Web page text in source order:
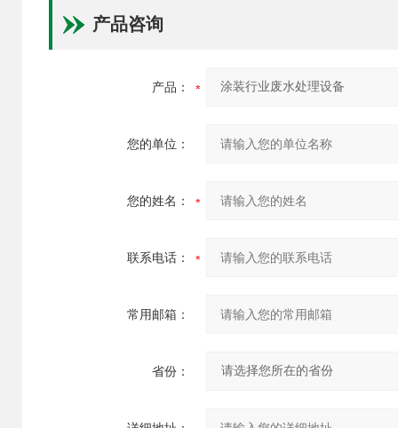
产品咨询
产品：
您的单位：
您的姓名：
联系电话：
常用邮箱：
省份：